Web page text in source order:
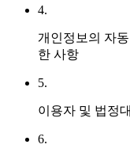
4.
개인정보의 자
한 사항
5.
이용자 및 법정
6.